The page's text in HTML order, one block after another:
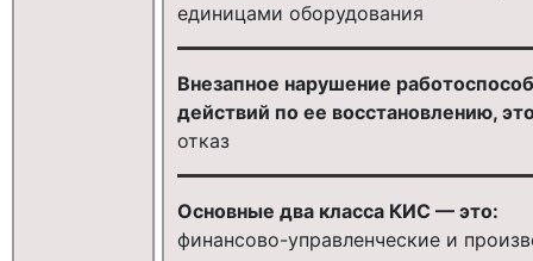
единицами оборудования
Внезапное нарушение
действий по ее восстановлению,
отказ
Основные два класса КИС — это:
финансово-управленческие и